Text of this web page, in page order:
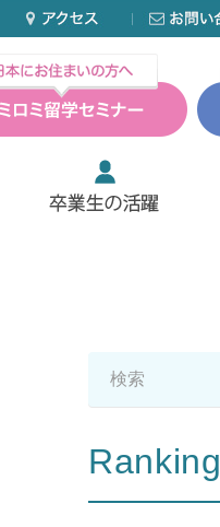
Ranking